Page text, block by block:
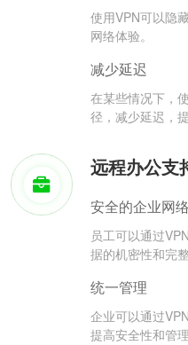
使用VPN可以隐
网络体验。
减少延迟
在某些情况下，
径，减少延迟，
远程办公支
安全的企业网
员工可以通过
据的机密性和完整
统一管理
企业可以通过
提高安全性和管理